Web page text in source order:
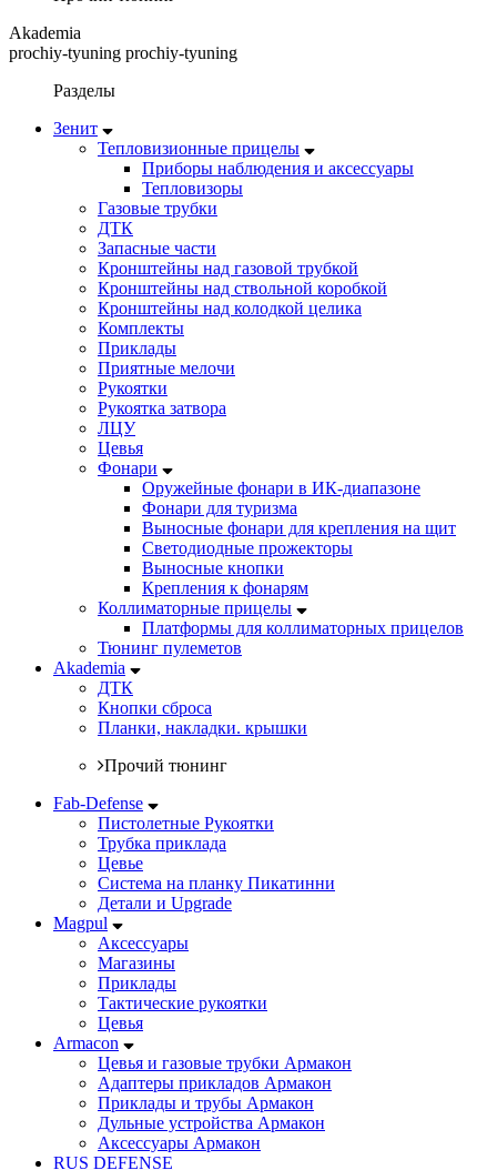
Akademia
prochiy-tyuning prochiy-tyuning
Разделы
Зенит
Тепловизионные прицелы
Приборы наблюдения и аксессуары
Тепловизоры
Газовые трубки
ДТК
Запасные части
Кронштейны над газовой трубкой
Кронштейны над ствольной коробкой
Кронштейны над колодкой целика
Комплекты
Приклады
Приятные мелочи
Рукоятки
Рукоятка затвора
ЛЦУ
Цевья
Фонари
Оружейные фонари в ИК-диапазоне
Фонари для туризма
Выносные фонари для крепления на щит
Светодиодные прожекторы
Выносные кнопки
Крепления к фонарям
Коллиматорные прицелы
Платформы для коллиматорных прицелов
Тюнинг пулеметов
Akademia
ДТК
Кнопки сброса
Планки, накладки. крышки
Прочий тюнинг
Fab-Defense
Пистолетные Рукоятки
Трубка приклада
Цевье
Система на планку Пикатинни
Детали и Upgrade
Magpul
Аксессуары
Магазины
Приклады
Тактические рукоятки
Цевья
Armacon
Цевья и газовые трубки Армакон
Адаптеры прикладов Армакон
Приклады и трубы Армакон
Дульные устройства Армакон
Аксессуары Армакон
RUS DEFENSE